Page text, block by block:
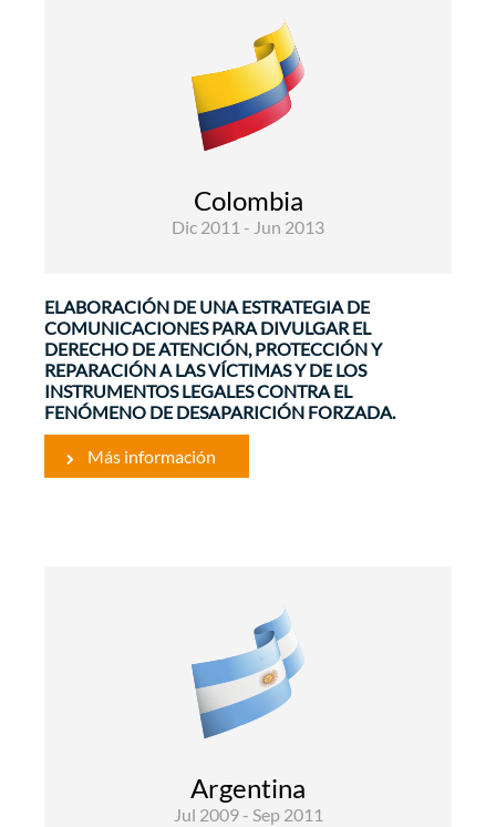
Colombia
Dic 2011 - Jun 2013
Comunicación
El objetivo general del proyecto es contribuir al
fortalecimiento del Estado de Derecho y a la
lucha contra la impunidad, con el fin de que las
víctimas de violaciones de los derechos
ELABORACIÓN DE UNA ESTRATEGIA DE
COMUNICACIONES PARA DIVULGAR EL
DERECHO DE ATENCIÓN, PROTECCIÓN Y
REPARACIÓN A LAS VÍCTIMAS Y DE LOS
INSTRUMENTOS LEGALES CONTRA EL
FENÓMENO DE DESAPARICIÓN FORZADA.
Más información
Argentina
Jul 2009 - Sep 2011
Comunicación
El objetivo de este contrato es sensibilizar la
población de Argentina sobre la importancia de
los Derechos Humanos en general y, en
particular, de los Derechos Económicos, Sociales